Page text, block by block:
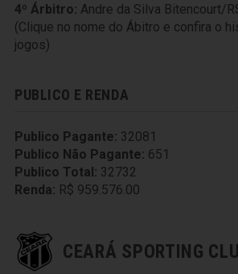
4º Árbitro: Andre da Silva Bitencourt/
(Clique no nome do Ábitro e confira o
jogos)
PUBLICO E RENDA
Publico Pagante: 32081
Publico Não Pagante: 651
Publico Total: 32732
Renda: R$ 959.576.00
CEARÁ SPORTING